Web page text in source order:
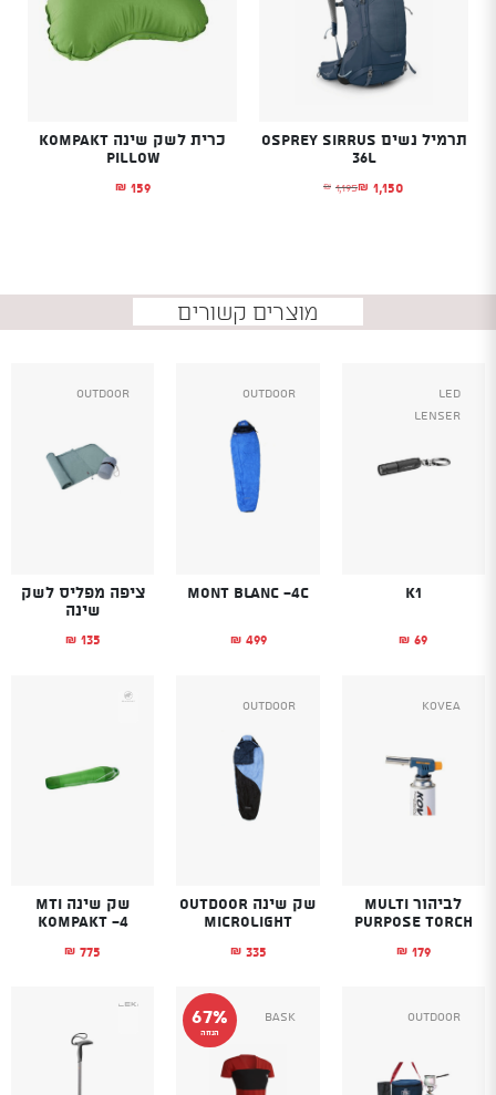
תרמיל נשים OSPREY SIRRUS
36L
₪ 1,195
המחיר המקורי היה: ₪1,195.
₪ 1,150 המחיר הנוכחי הוא: ₪1,150.
כרית לשק שינה KOMPAKT
PILLOW
₪ 159
מוצרים קשורים
Led
Lenser
K1
₪ 69
Outdoor
Mont Blanc -4C
₪ 499
Outdoor
ציפה מפליס לשק
שינה
₪ 135
Kovea
לביהור MULTI
PURPOSE TORCH
₪ 179
Outdoor
שק שינה OUTDOOR
Microlight
₪ 335
שק שינה MTI
KOMPAKT -4
₪ 775
Outdoor
67%
הנחה
Bask